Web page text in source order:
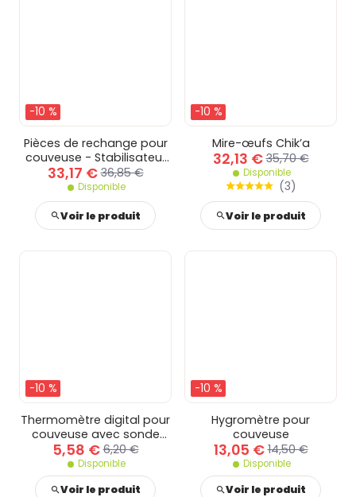
-10 %
Pièces de rechange pour
couveuse - Stabilisateur
d'oeufs pour couveuse 49
oeufs
33,17 € 36,85 €
Disponible
Voir le produit
-10 %
Mire-œufs Chik’a
32,13 € 35,70 €
Disponible
(3)
Voir le produit
-10 %
Thermomètre digital pour
couveuse avec sonde
extra longue
5,58 € 6,20 €
Disponible
Voir le produit
-10 %
Hygromètre pour
couveuse
13,05 € 14,50 €
Disponible
Voir le produit